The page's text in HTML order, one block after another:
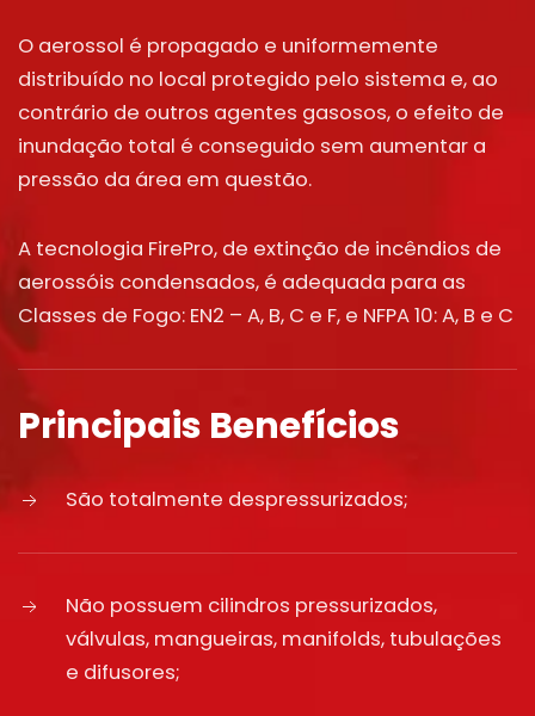
O aerossol é propagado e uniformemente
distribuído no local protegido pelo sistema e, ao
contrário de outros agentes gasosos, o efeito de
inundação total é conseguido sem aumentar a
pressão da área em questão.
A tecnologia FirePro, de extinção de incêndios de
aerossóis condensados, é adequada para as
Classes de Fogo: EN2 – A, B, C e F, e NFPA 10: A, B e C
Principais Benefícios
São totalmente despressurizados;
Não possuem cilindros pressurizados,
válvulas, mangueiras, manifolds, tubulações
e difusores;